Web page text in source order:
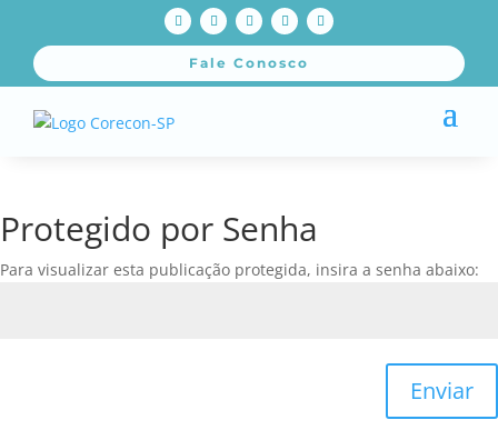
Fale Conosco
Protegido por Senha
Para visualizar esta publicação protegida, insira a senha abaixo:
Enviar